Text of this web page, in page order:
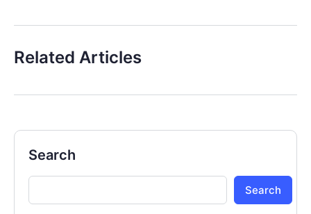
Related Articles
Search
Search